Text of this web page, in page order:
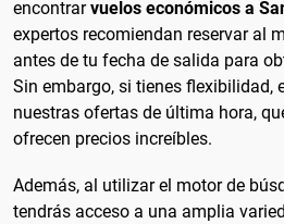
encontrarvuelos económicos a
expertos recomiendan reservar al
antes de tu fecha de salida para
Sin embargo, si tienes flexibilidad,
nuestras ofertas de última hora,
ofrecen precios increíbles.
Además, al utilizar el motor de
tendrás acceso a una amplia